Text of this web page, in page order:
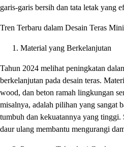
garis-garis bersih dan tata letak yang
Tren Terbaru dalam Desain Teras
Material yang Berkelanjutan
Tahun 2024 melihat peningkatan
berkelanjutan pada desain teras.
wood, dan beton ramah lingkungan
misalnya, adalah pilihan yang sangat
tumbuh dan kekuatannya yang tinggi.
daur ulang membantu mengurangi